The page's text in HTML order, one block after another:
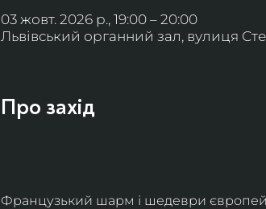
03 жовт. 2026 р., 19:00 – 20:00
Львівський органний зал, вулиця
Про захід
Французький шарм і шедеври